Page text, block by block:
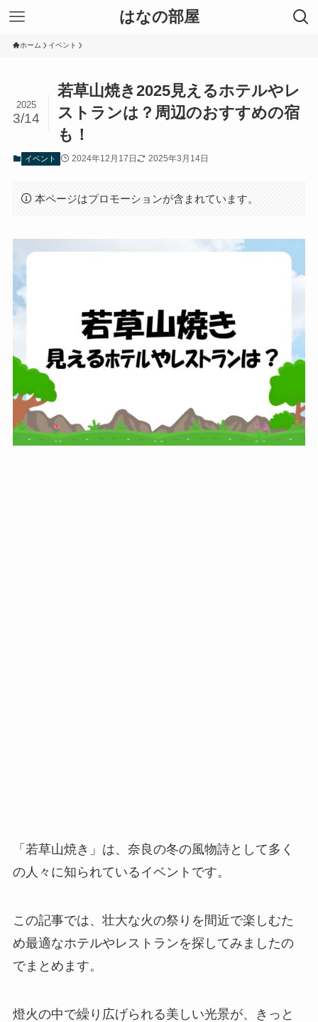
はなの部屋
ホーム イベント
若草山焼き2025見えるホテルやレ
ストランは？周辺のおすすめの宿
も！
2025
3/14
イベント 2024年12月17日 2025年3月14日
本ページはプロモーションが含まれています。
「若草山焼き」は、奈良の冬の風物詩として多く
の人々に知られているイベントです。
この記事では、壮大な火の祭りを間近で楽しむた
め最適なホテルやレストランを探してみましたの
でまとめます。
燈火の中で繰り広げられる美しい光景が、きっと